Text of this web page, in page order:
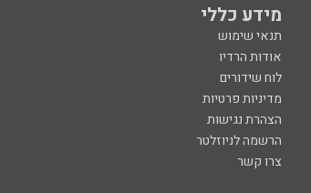
מידע כללי
תנאי שימוש
אודות הרדיו
לוח שידורים
מדיניות פרטיות
הצהרת נגישות
הרשמה לניוזלטר
צרו קשר